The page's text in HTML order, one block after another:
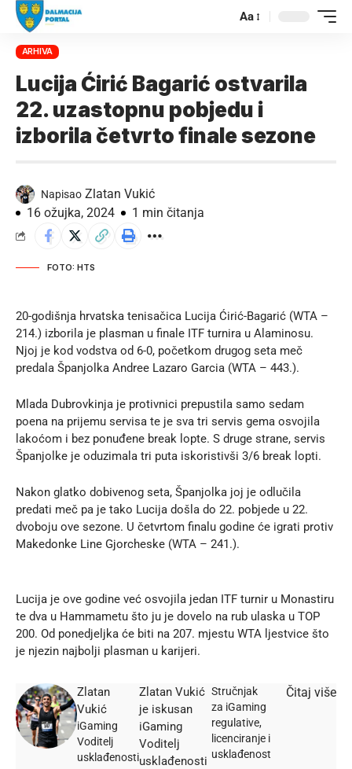
Aa
ARHIVA
Lucija Ćirić Bagarić ostvarila
22. uzastopnu pobjedu i
izborila četvrto finale sezone
Napisao Zlatan Vukić
16 ožujka, 2024
1 min čitanja
FOTO: HTS
20-godišnja hrvatska tenisačica Lucija Ćirić-Bagarić (WTA –
214.) izborila je plasman u finale ITF turnira u Alaminosu.
Njoj je kod vodstva od 6-0, početkom drugog seta meč
predala Španjolka Andree Lazaro Garcia (WTA – 443.).
Mlada Dubrovkinja je protivnici prepustila samo sedam
poena na prijemu servisa te je sva tri servis gema osvojila
lakoćom i bez ponuđene break lopte. S druge strane, servis
Španjolke je oduzimala tri puta iskoristivši 3/6 break lopti.
Nakon glatko dobivenog seta, Španjolka joj je odlučila
predati meč pa je tako Lucija došla do 22. pobjede u 22.
dvoboju ove sezone. U četvrtom finalu godine će igrati protiv
Makedonke Line Gjorcheske (WTA – 241.).
Lucija je ove godine već osvojila jedan ITF turnir u Monastiru
te dva u Hammametu što ju je dovelo na rub ulaska u TOP
200. Od ponedjeljka će biti na 207. mjestu WTA ljestvice što
je njezin najbolji plasman u karijeri.
Zlatan
Vukić
iGaming
Voditelj
usklađenosti
Zlatan Vukić
je iskusan
iGaming
Voditelj
usklađenosti
Stručnjak
za iGaming
regulative,
licenciranje i
usklađenost
Čitaj više